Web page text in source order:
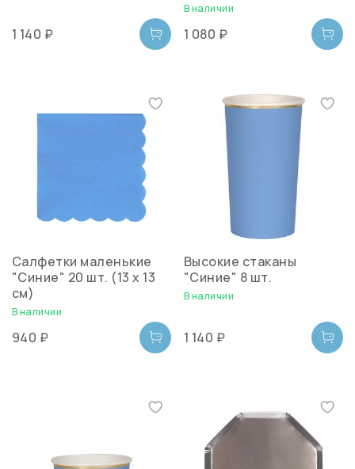
1 140 ₽
В наличии
1 080 ₽
Салфетки маленькие
"Синие" 20 шт. (13 х 13
см)
В наличии
940 ₽
Высокие стаканы
"Синие" 8 шт.
В наличии
1 140 ₽